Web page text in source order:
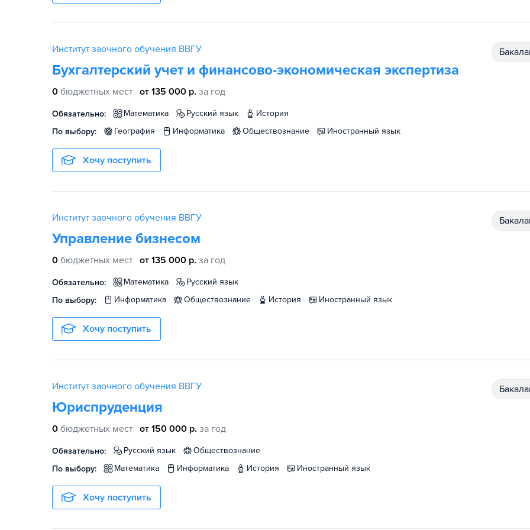
Институт заочного обучения ВВГУ
Бухгалтерский учет и финансово-экономическая экспертиза
0 бюджетных мест от 135 000 р. за год
Обязательно: математика русский язык
история
По выбору:
география информатика обществознание иностранный язык
Хочу поступить
Институт заочного обучения ВВГУ
Управление бизнесом
0 бюджетных мест от 135 000 р. за год
Обязательно: математика
русский язык
По выбору:
информатика обществознание история иностранный язык
Хочу поступить
Институт заочного обучения ВВГУ
Юриспруденция
0 бюджетных мест от 150 000 р. за год
Обязательно: русский язык
обществознание
По выбору:
математика информатика история иностранный язык
Хочу поступить